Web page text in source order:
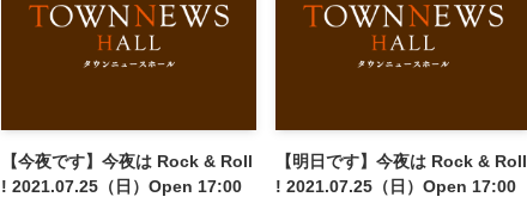
【今夜です】今夜は Rock & Roll
! 2021.07.25（日）Open 17:00
【明日です】今夜は Rock & Roll
! 2021.07.25（日）Open 17:00